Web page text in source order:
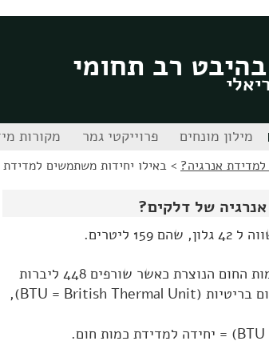
רב תחומי
מילון מונחים פרוייקטי גמר מקורות
> באילו יחידות משתמשים
של דלקים?
כמות האנרגיה האגורה בחבית נפט, מקבילה לכמות החום הנוצרת כאשר שורפים 448 ליברות
(pounds) של פחם, שהם 5,600,000 יחידות חום בריטיות (BTU = British Thermal Unit),